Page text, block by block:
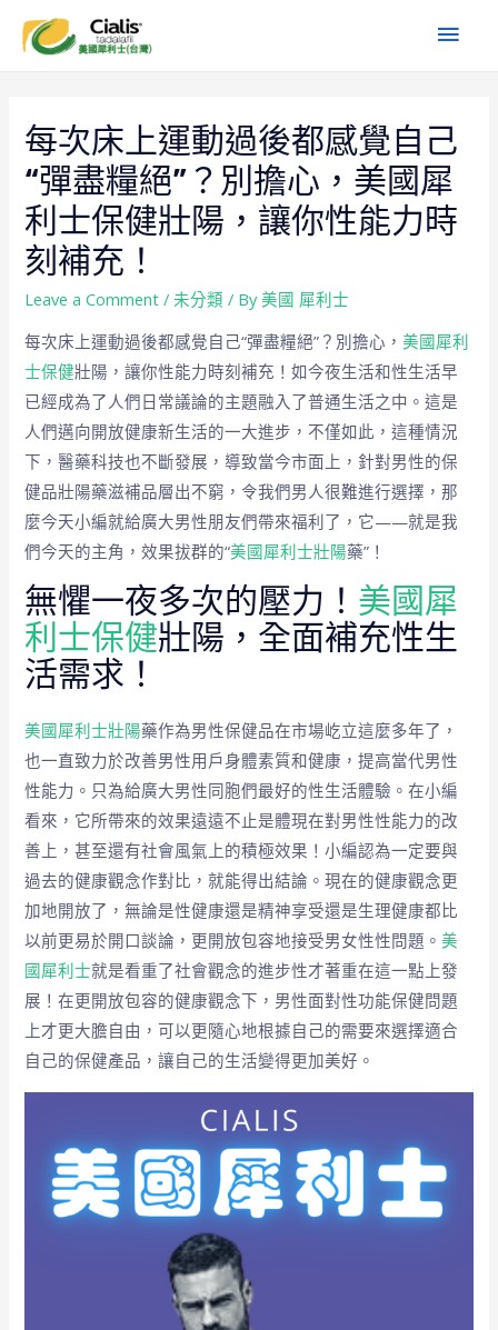
每次床上運動過後都感覺自己
“彈盡糧絕”？別擔心，美國犀
利士保健壯陽，讓你性能力時
刻補充！
Leave a Comment / 未分類 / By美國 犀利士
每次床上運動過後都感覺自己“彈盡糧絕”？別擔心，美國犀利
士保健壯陽，讓你性能力時刻補充！如今夜生活和性生活早
已經成為了人們日常議論的主題融入了普通生活之中。這是
人們邁向開放健康新生活的一大進步，不僅如此，這種情況
下，醫藥科技也不斷發展，導致當今市面上，針對男性的保
健品壯陽藥滋補品層出不窮，令我們男人很難進行選擇，那
麼今天小編就給廣大男性朋友們帶來福利了，它——就是我
們今天的主角，效果拔群的“美國犀利士壯陽藥”！
無懼一夜多次的壓力！ 美國犀
利士保健壯陽，全面補充性生
活需求！
美國犀利士壯陽藥作為男性保健品在市場屹立這麼多年了，
也一直致力於改善男性用戶身體素質和健康，提高當代男性
性能力。只為給廣大男性同胞們最好的性生活體驗。在小編
看來，它所帶來的效果遠遠不止是體現在對男性性能力的改
善上，甚至還有社會風氣上的積極效果！小編認為一定要與
過去的健康觀念作對比，就能得出結論。現在的健康觀念更
加地開放了，無論是性健康還是精神享受還是生理健康都比
以前更易於開口談論，更開放包容地接受男女性性問題。美
國犀利士就是看重了社會觀念的進步性才著重在這一點上發
展！在更開放包容的健康觀念下，男性面對性功能保健問題
上才更大膽自由，可以更隨心地根據自己的需要來選擇適合
自己的保健產品，讓自己的生活變得更加美好。